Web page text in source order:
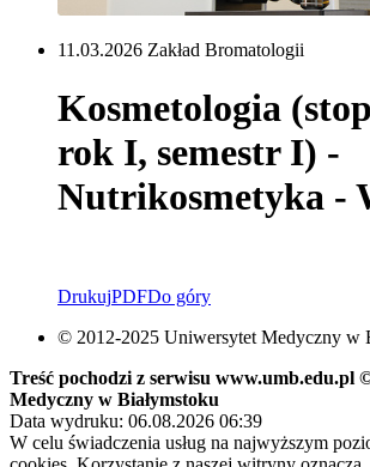
11.03.2026 Zakład Bromatologii
Kosmetologia
rok I, semestr I) -
Nutrikosmetyka -
DrukujPDFDo góry
© 2012-2025 Uniwersytet Medyczny w
Treść pochodzi z serwisu www.umb.edu.pl
Medyczny w Białymstoku
Data wydruku: 06.08.2026 06:39
W celu świadczenia usług na najwyższym